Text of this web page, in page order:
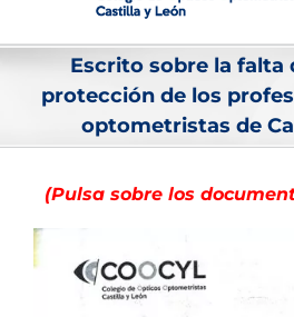
Escrito sobre la falta
protección de los
optometristas de
(Pulsa sobre los